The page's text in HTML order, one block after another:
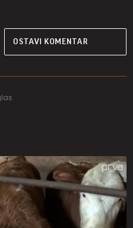
OSTAVI KOMENTAR